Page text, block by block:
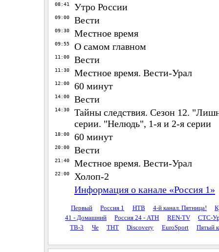
08:41 Утро России
09:00 Вести
09:30 Местное время
09:55 О самом главном
11:00 Вести
11:30 Местное время. Вести-Урал
12:00 60 минут
14:00 Вести
14:30
Тайны следствия. Сезон 12.
серии. "Нелюдь", 1-я и 2-я серии
18:00 60 минут
20:00 Вести
21:40 Местное время. Вести-Урал
22:00
Холоп-2
Информация о канале «Россия 1»
Первый Россия 1 НТВ 4-й канал. Пятница!
41 - Домашний
Россия 24 - АТН REN-TV
СТС-
ТВ-3
Че ТНТ Discovery EuroSport Пятый